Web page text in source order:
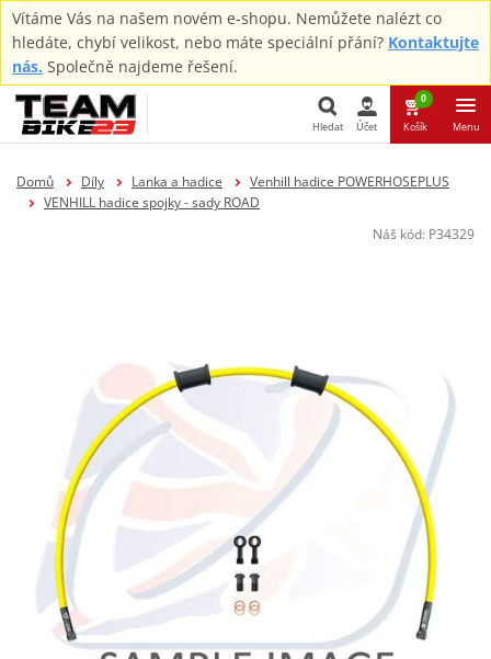
Vítáme Vás na našem novém e-shopu. Nemůžete nalézt co
hledáte, chybí velikost, nebo máte speciální přání? Kontaktujte
nás. Společně najdeme řešení.
Hledat
Hledat Účet
0
Košík Menu
Domů Díly Lanka a hadice
Venhill hadice POWERHOSEPLUS
VENHILL hadice spojky - sady ROAD
Náš kód: P34329